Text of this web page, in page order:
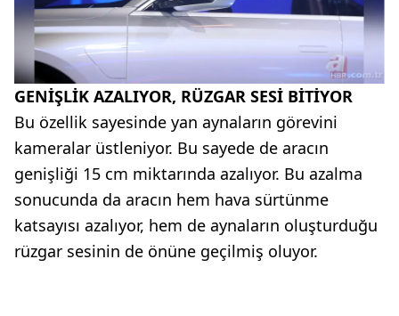
GENİŞLİK AZALIYOR, RÜZGAR SESİ BİTİYOR
Bu özellik sayesinde yan aynaların görevini
kameralar üstleniyor. Bu sayede de aracın
genişliği 15 cm miktarında azalıyor. Bu azalma
sonucunda da aracın hem hava sürtünme
katsayısı azalıyor, hem de aynaların oluşturduğu
rüzgar sesinin de önüne geçilmiş oluyor.